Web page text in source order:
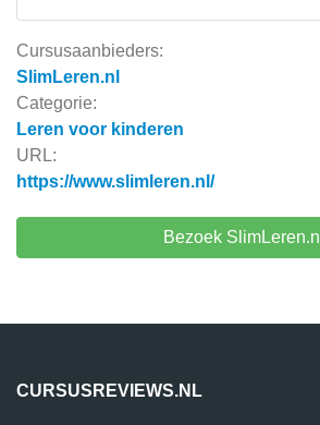
Cursusaanbieders:
SlimLeren.nl
Categorie:
Leren voor kinderen
URL:
https://www.slimleren.nl/
Bezoek SlimLeren.nl
CURSUSREVIEWS.NL